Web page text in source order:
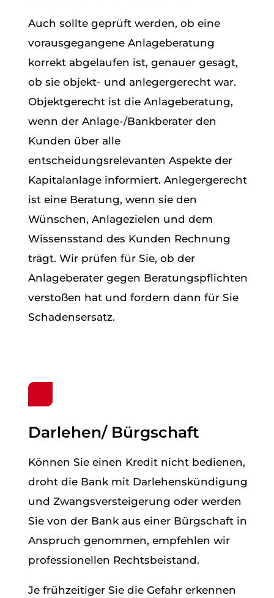
Auch sollte geprüft werden, ob eine
vorausgegangene Anlageberatung
korrekt abgelaufen ist, genauer gesagt,
ob sie objekt- und anlegergerecht war.
Objektgerecht ist die Anlageberatung,
wenn der Anlage-/Bankberater den
Kunden über alle
entscheidungsrelevanten Aspekte der
Kapitalanlage informiert. Anlegergerecht
ist eine Beratung, wenn sie den
Wünschen, Anlagezielen und dem
Wissensstand des Kunden Rechnung
trägt. Wir prüfen für Sie, ob der
Anlageberater gegen Beratungspflichten
verstoßen hat und fordern dann für Sie
Schadensersatz.
Darlehen/ Bürgschaft
Können Sie einen Kredit nicht bedienen,
droht die Bank mit Darlehenskündigung
und Zwangsversteigerung oder werden
Sie von der Bank aus einer Bürgschaft in
Anspruch genommen, empfehlen wir
professionellen Rechtsbeistand.
Je frühzeitiger Sie die Gefahr erkennen